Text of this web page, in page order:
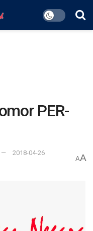
PER-
2018-04-26
AA